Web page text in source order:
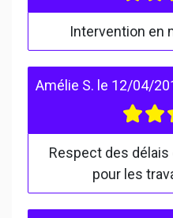
Intervention en
Amélie S. le 12/04/
Respect des
pour les